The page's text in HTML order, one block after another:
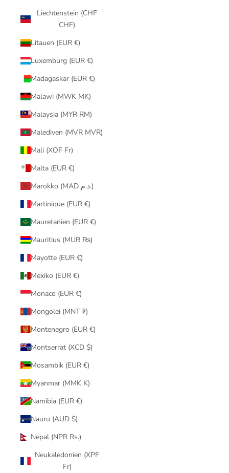
Liechtenstein (CHF
CHF)
Litauen (EUR €)
Luxemburg (EUR €)
Madagaskar (EUR €)
Malawi (MWK MK)
Malaysia (MYR RM)
Malediven (MVR MVR)
Mali (XOF Fr)
Malta (EUR €)
Marokko (MAD د.م.)
Martinique (EUR €)
Mauretanien (EUR €)
Mauritius (MUR ₨)
Mayotte (EUR €)
Mexiko (EUR €)
Monaco (EUR €)
Mongolei (MNT ₮)
Montenegro (EUR €)
Montserrat (XCD $)
Mosambik (EUR €)
Myanmar (MMK K)
Namibia (EUR €)
Nauru (AUD $)
Nepal (NPR Rs.)
Neukaledonien (XPF
Fr)